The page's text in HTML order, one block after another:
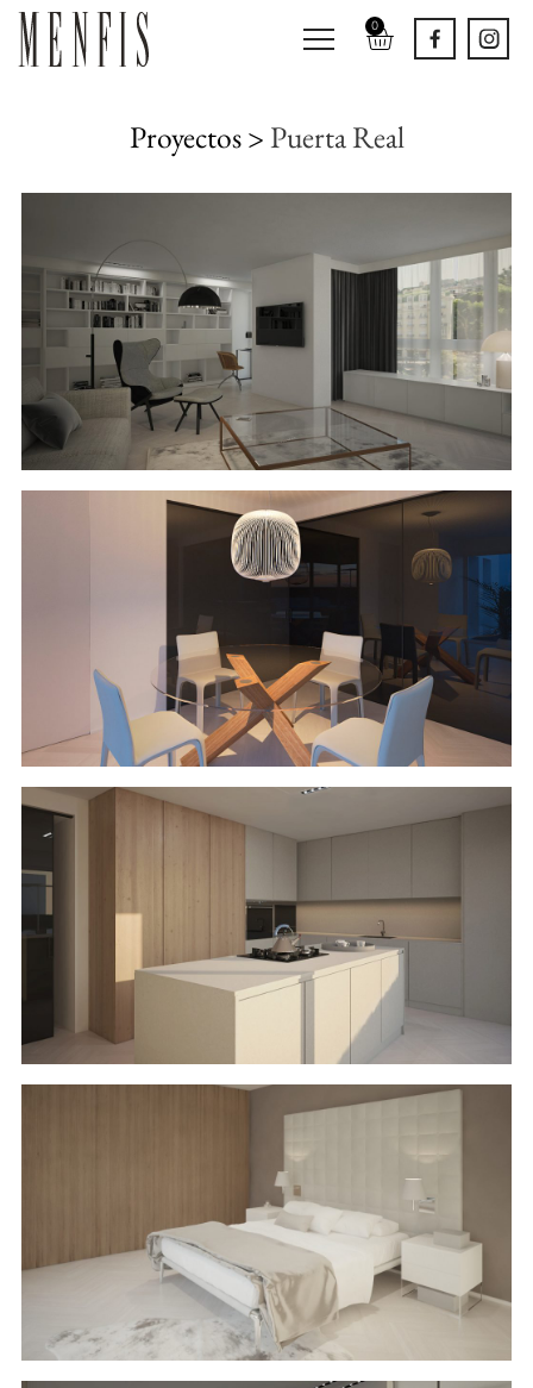
0
Proyectos >Puerta Real